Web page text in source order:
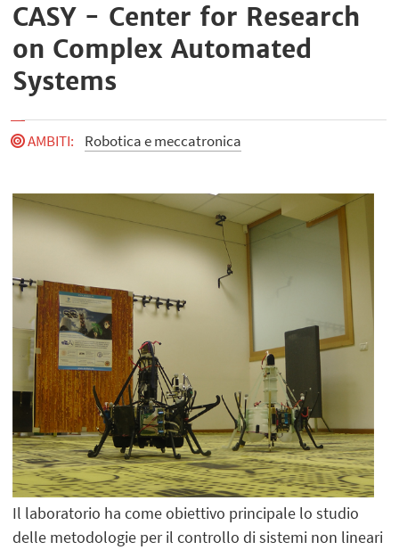
CASY - Center for Research
on Complex Automated
Systems
AMBITI: Robotica e meccatronica
Il laboratorio ha come obiettivo principale lo studio
delle metodologie per il controllo di sistemi non lineari